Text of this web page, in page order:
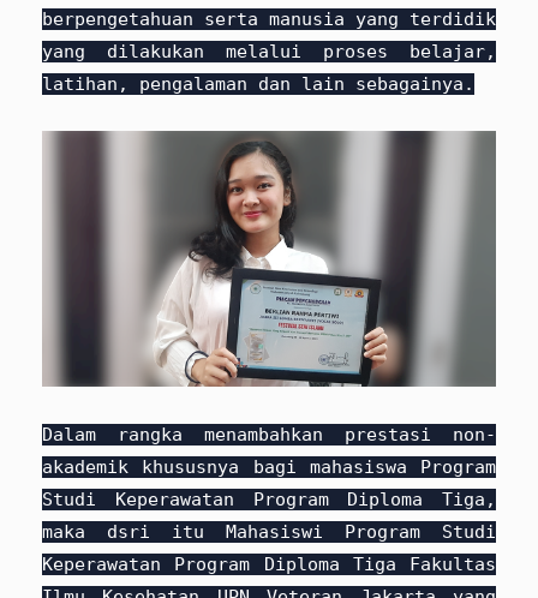
berpengetahuan serta manusia yang terdidik
yang dilakukan melalui proses belajar,
latihan, pengalaman dan lain sebagainya.
Dalam rangka menambahkan prestasi non-
akademik khususnya bagi mahasiswa Program
Studi Keperawatan Program Diploma Tiga,
maka dsri itu Mahasiswi Program Studi
Keperawatan Program Diploma Tiga Fakultas